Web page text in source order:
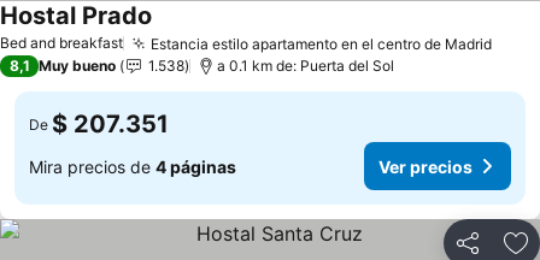
Bed and breakfast Estancia estilo apartamento en el centro de Madrid
Hostal Prado
8,1 Muy bueno 1.538 a 0.1 km de: Puerta del Sol
De $ 207.351
Mira precios de 4 páginas Ver precios
Compartir